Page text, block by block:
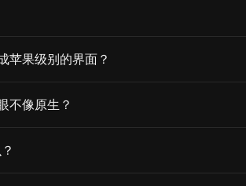
苹果级别的界面？
不像原生？